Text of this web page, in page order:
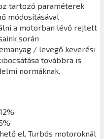
tartozó paraméterek
módosításával
a motorban lévő rejtett
során
/ levegő keverési
továbbra is
normáknak.
el. Turbós motoroknál